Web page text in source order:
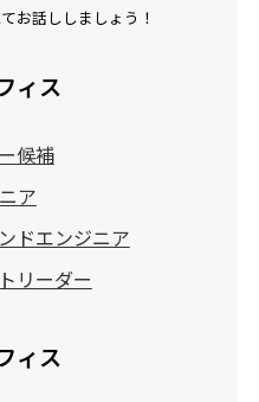
お話ししましょう！
ィス
候補
ア
ドエンジニア
リーダー
ィス